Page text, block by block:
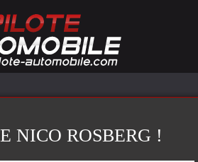
NICO ROSBERG !